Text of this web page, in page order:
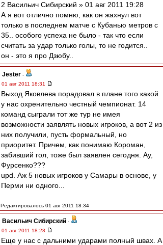
2 Васильич Сибирский » 01 авг 2011 19:28
А я вот отлично помню, как он жахнул вот
только в последнем матче с Кубанью метров с
35.. особого успеха не было - так что если
считать за удар только голы, то не годится..
он - это я про Дзюбу..
Jester -
01 авг 2011 18:31
Выход Яковлева порадовал в плане того какой
у нас охренительно честный чемпионат. 14
команд сыграли тот же тур не имея
возможности заявлять новых игроков, а вот 2 из
них получили, пусть формальный, но
приоритет. Причем, как понимаю Короман,
забивший гол, тоже был заявлен сегодня. Ау,
Фурсенко???
upd. Аж 5 новых игроков у Самары в основе, у
Перми ни одного...
Редактировалось 01 авг 2011 18:34
Васильич Сибирский -
01 авг 2011 18:28
Еще у нас с дальними ударами полный швах. А